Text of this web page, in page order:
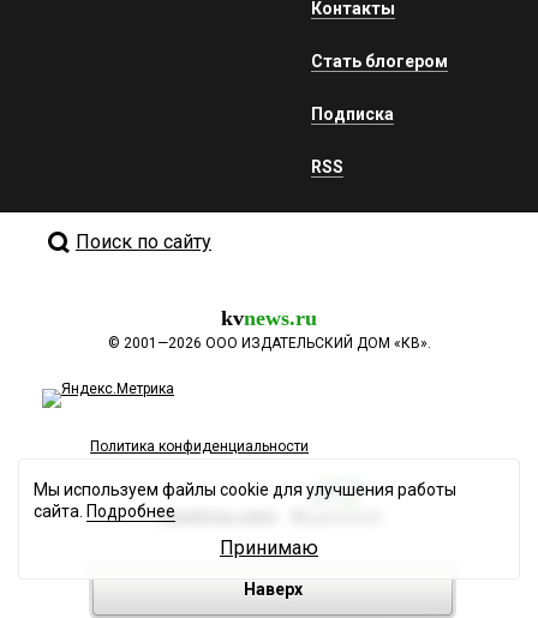
Контакты
Стать блогером
Подписка
RSS
Поиск по сайту
kvnews.ru
© 2001—2026 ООО ИЗДАТЕЛЬСКИЙ ДОМ «КВ».
Политика конфиденциальности
Разработка сайта
Наверх
Мы используем файлы cookie для улучшения работы
сайта. Подробнее
Принимаю